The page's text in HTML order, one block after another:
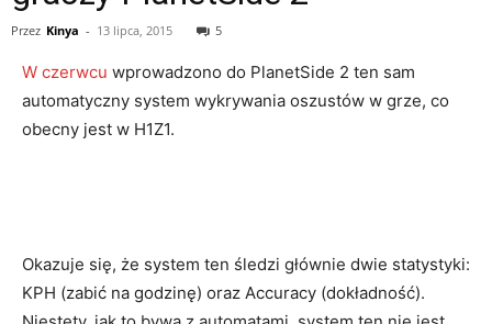
Przez Kinya - 13 lipca, 2015 5
W czerwcu wprowadzono do PlanetSide 2 ten sam
automatyczny system wykrywania oszustów w grze, co
obecny jest w H1Z1.
Okazuje się, że system ten śledzi głównie dwie statystyki:
KPH (zabić na godzinę) oraz Accuracy (dokładność).